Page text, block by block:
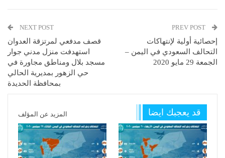
إحصائية أولية لإنتهاكات
التحالف السعودي في اليمن –
الجمعة 29 مايو 2020
NEXT POST
قصف مدفعي لمرتزقة العدوان
استهدفت منزل مدني جوار
مسجد بلال ومناطق مجاورة في
حي الزهور بمديرية الحالي
بمحافظة الحديدة
قد يعجبك ايضا المزيد عن المؤلف